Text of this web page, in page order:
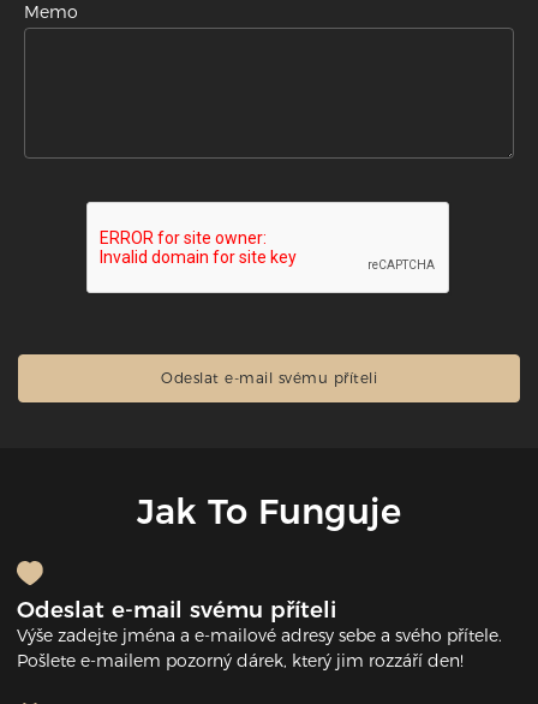
Memo
Jak To Funguje
Odeslat e-mail svému příteli
Výše zadejte jména a e-mailové adresy sebe a svého přítele.
Pošlete e-mailem pozorný dárek, který jim rozzáří den!